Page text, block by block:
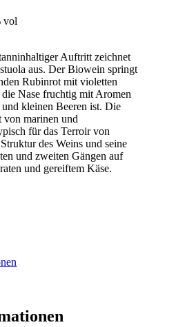
vol
Auftritt zeichnet
aus. Der Biowein springt
Rubinrot mit violetten
Nase fruchtig mit Aromen
kleinen Beeren ist. Die
von marinen und
für das Terroir von
des Weins und seine
und zweiten Gängen auf
und gereiftem Käse.